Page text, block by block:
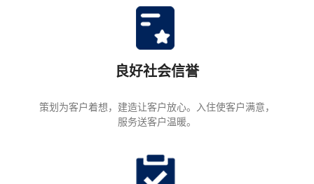
良好社会信誉
策划为客户着想，建造让客户放心。入住使客户满意，
服务送客户温暖。